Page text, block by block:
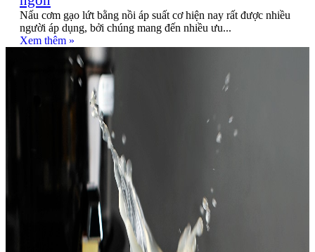
Nấu cơm gạo lứt bằng nồi áp suất cơ hiện nay rất được nhiều
người áp dụng, bởi chúng mang đến nhiều ưu...
Xem thêm »